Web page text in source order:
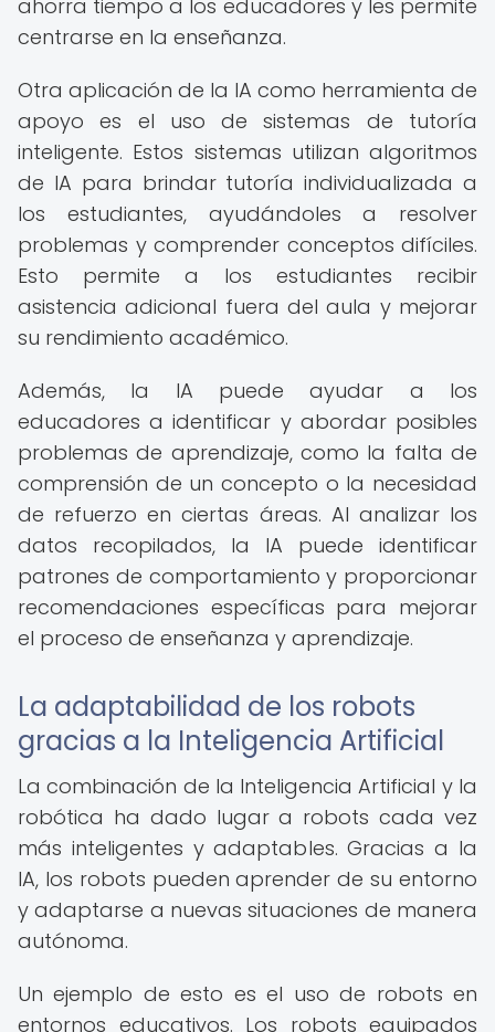
ahorra tiempo a los educadores y les permite
centrarse en la enseñanza.
Otra aplicación de la IA como herramienta de
apoyo es el uso de sistemas de tutoría
inteligente. Estos sistemas utilizan algoritmos
de IA para brindar tutoría individualizada a
los estudiantes, ayudándoles a resolver
problemas y comprender conceptos difíciles.
Esto permite a los estudiantes recibir
asistencia adicional fuera del aula y mejorar
su rendimiento académico.
Además, la IA puede ayudar a los
educadores a identificar y abordar posibles
problemas de aprendizaje, como la falta de
comprensión de un concepto o la necesidad
de refuerzo en ciertas áreas. Al analizar los
datos recopilados, la IA puede identificar
patrones de comportamiento y proporcionar
recomendaciones específicas para mejorar
el proceso de enseñanza y aprendizaje.
La adaptabilidad de los robots
gracias a la Inteligencia Artificial
La combinación de la Inteligencia Artificial y la
robótica ha dado lugar a robots cada vez
más inteligentes y adaptables. Gracias a la
IA, los robots pueden aprender de su entorno
y adaptarse a nuevas situaciones de manera
autónoma.
Un ejemplo de esto es el uso de robots en
entornos educativos. Los robots equipados